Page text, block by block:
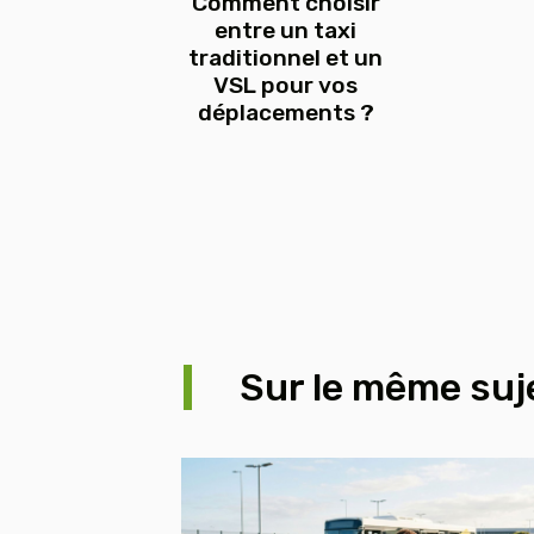
entre un taxi
traditionnel et un
VSL pour vos
déplacements ?
Sur le même